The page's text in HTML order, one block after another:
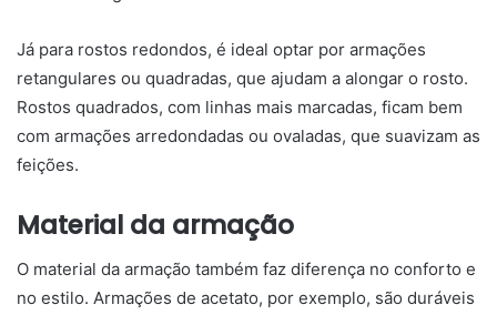
Já para rostos redondos, é ideal optar por armações
retangulares ou quadradas, que ajudam a alongar o rosto.
Rostos quadrados, com linhas mais marcadas, ficam bem
com armações arredondadas ou ovaladas, que suavizam as
feições.
Material da armação
O material da armação também faz diferença no conforto e
no estilo. Armações de acetato, por exemplo, são duráveis